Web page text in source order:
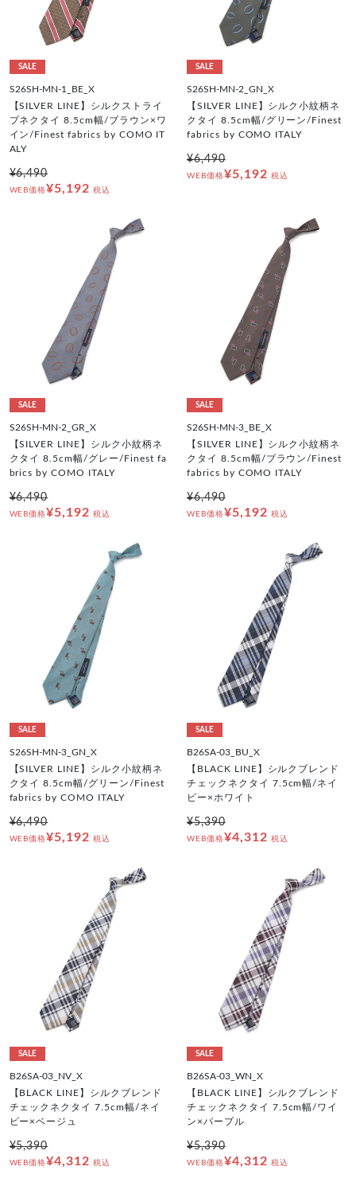
SALE
S26SH-MN-1_BE_X
【SILVER LINE】シルクストライ
プネクタイ 8.5cm幅/ブラウン×ワ
イン/Finest fabrics by COMO IT
ALY
¥6,490
WEB価格¥5,192 税込
SALE
S26SH-MN-2_GN_X
【SILVER LINE】シルク小紋柄ネ
クタイ 8.5cm幅/グリーン/Finest
fabrics by COMO ITALY
¥6,490
WEB価格¥5,192 税込
SALE
S26SH-MN-2_GR_X
【SILVER LINE】シルク小紋柄ネ
クタイ 8.5cm幅/グレー/Finest fa
brics by COMO ITALY
¥6,490
WEB価格¥5,192 税込
SALE
S26SH-MN-3_BE_X
【SILVER LINE】シルク小紋柄ネ
クタイ 8.5cm幅/ブラウン/Finest
fabrics by COMO ITALY
¥6,490
WEB価格¥5,192 税込
SALE
S26SH-MN-3_GN_X
【SILVER LINE】シルク小紋柄ネ
クタイ 8.5cm幅/グリーン/Finest
fabrics by COMO ITALY
¥6,490
WEB価格¥5,192 税込
SALE
B26SA-03_BU_X
【BLACK LINE】シルクブレンド
チェックネクタイ 7.5cm幅/ネイ
ビー×ホワイト
¥5,390
WEB価格¥4,312 税込
SALE
B26SA-03_NV_X
【BLACK LINE】シルクブレンド
チェックネクタイ 7.5cm幅/ネイ
ビー×ベージュ
¥5,390
WEB価格¥4,312 税込
SALE
B26SA-03_WN_X
【BLACK LINE】シルクブレンド
チェックネクタイ 7.5cm幅/ワイ
ン×パープル
¥5,390
WEB価格¥4,312 税込